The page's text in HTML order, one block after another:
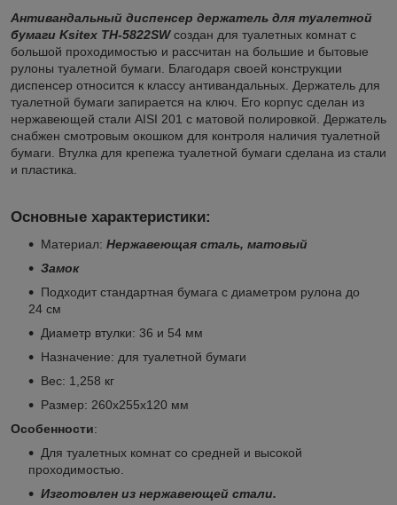
Антивандальный диспенсер держатель для туалетной
бумаги Ksitex TH-5822SWсоздан для туалетных комнат с
большой проходимостью и рассчитан на большие и бытовые
рулоны туалетной бумаги. Благодаря своей конструкции
диспенсер относится к классу антивандальных. Держатель для
туалетной бумаги запирается на ключ. Его корпус сделан из
нержавеющей стали AISI 201 c матовой полировкой. Держатель
снабжен смотровым окошком для контроля наличия туалетной
бумаги. Втулка для крепежа туалетной бумаги сделана из стали
и пластика.
Основные характеристики:
Материал: Нержавеющая сталь, матовый
Замок
Подходит стандартная бумага с диаметром рулона до
24 см
Диаметр втулки: 36 и 54 мм
Назначение: для туалетной бумаги
Вес: 1,258 кг
Размер: 260х255х120 мм
Особенности:
Для туалетных комнат со средней и высокой
проходимостью.
Изготовлен из нержавеющей стали.